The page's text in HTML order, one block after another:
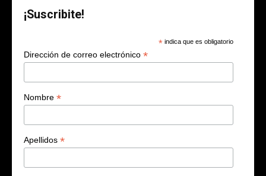
¡Suscribite!
* indica que es obligatorio
Dirección de correo electrónico *
Nombre *
Apellidos *